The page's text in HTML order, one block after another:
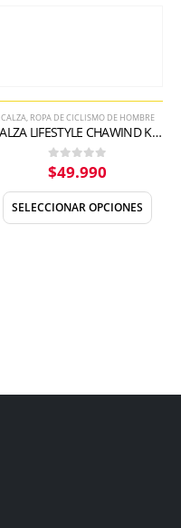
CALZA, ROPA DE CICLISMO DE HOMBRE
CALZA LIFESTYLE CHAWIND KNICKERS
0out of 5
$49.990
SELECCIONAR OPCIONES